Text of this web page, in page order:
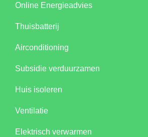
Online Energieadvies
Thuisbatterij
Airconditioning
Subsidie verduurzamen
Huis isoleren
Ventilatie
Elektrisch verwarmen